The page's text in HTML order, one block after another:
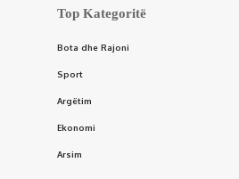
Top Kategoritë
Bota dhe Rajoni
Sport
Argëtim
Ekonomi
Arsim